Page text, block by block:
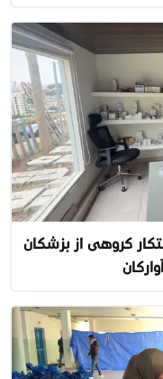
گروهی از پزشکان